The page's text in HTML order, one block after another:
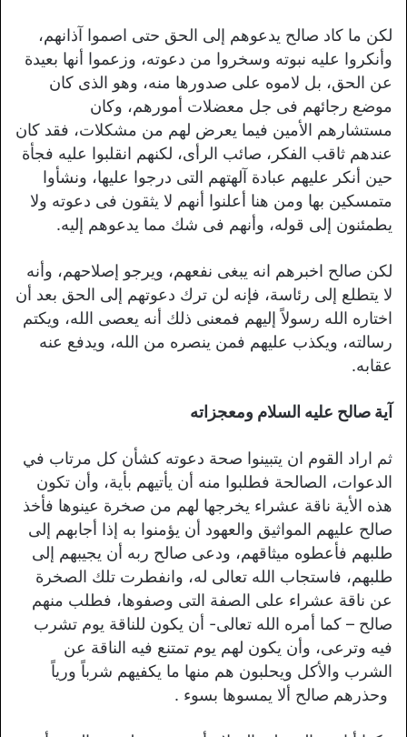
لكن ما كاد صالح يدعوهم إلى الحق حتی اصموا آذانهم،
وأنكروا عليه نبوته وسخروا من دعوته، وزعموا أنها بعیدة
عن الحق، بل لاموه علی صدورها منه، وهو الذی کان
موضع رجائهم فى جل معضلات أمورهم، وكان
مستشارهم الأمين فيما يعرض لهم من مشكلات، فقد كان
عندهم ثاقب الفكر، صائب الرأى، لكنهم انقلبوا عليه فجأة
حين أنكر عليهم عبادة آلهتهم التى درجوا عليها، ونشأوا
متمسكين بها ومن هنا أعلنوا أنهم لا يثقون فى دعوته ولا
يطمئنون إلى قوله، وأنهم فى شك مما يدعوهم إليه.
لکن صالح اخبرهم انه یبغی نفعهم، ويرجو إصلاحهم، وأنه
لا يتطلع إلى رئاسة، فإنه لن ترك دعوتهم إلى الحق بعد أن
اختاره الله رسولاً إليهم فمعنى ذلك أنه يعصى الله، ويكتم
رسالته، ویکذب علیهم فمن ینصره من الله، ویدفع عنه
عقابه.
آية صالح عليه السلام ومعجزاته
ثم اراد القوم ان يتبينوا صحة دعوته كشأن كل مرتاب في
الدعوات، الصالحة فطلبوا منه أن يأتيهم بأية، وأن تكون
هذه الأية ناقة عشراء يخرجها لهم من صخرة عينوها فأخذ
صالح عليهم المواثيق والعهود أن يؤمنوا به إذا أجابهم إلى
طلبهم فأعطوه ميثاقهم، ودعى صالح ربه أن يجيبهم إلى
طلبهم، فاستجاب الله تعالى له، وانفطرت تلك الصخرة
عن ناقة عشراء على الصفة التى وصفوها، فطلب منهم
صالح – كما أمره الله تعالى- أن يكون للناقة يوم تشرب
فيه وترعى، وأن يكون لهم يوم تمتنع فيه الناقة عن
الشرب والأكل ويحلبون هم منها ما يكفيهم شرباً ورياً
وحذرهم صالح ألا يمسوها بسوء .